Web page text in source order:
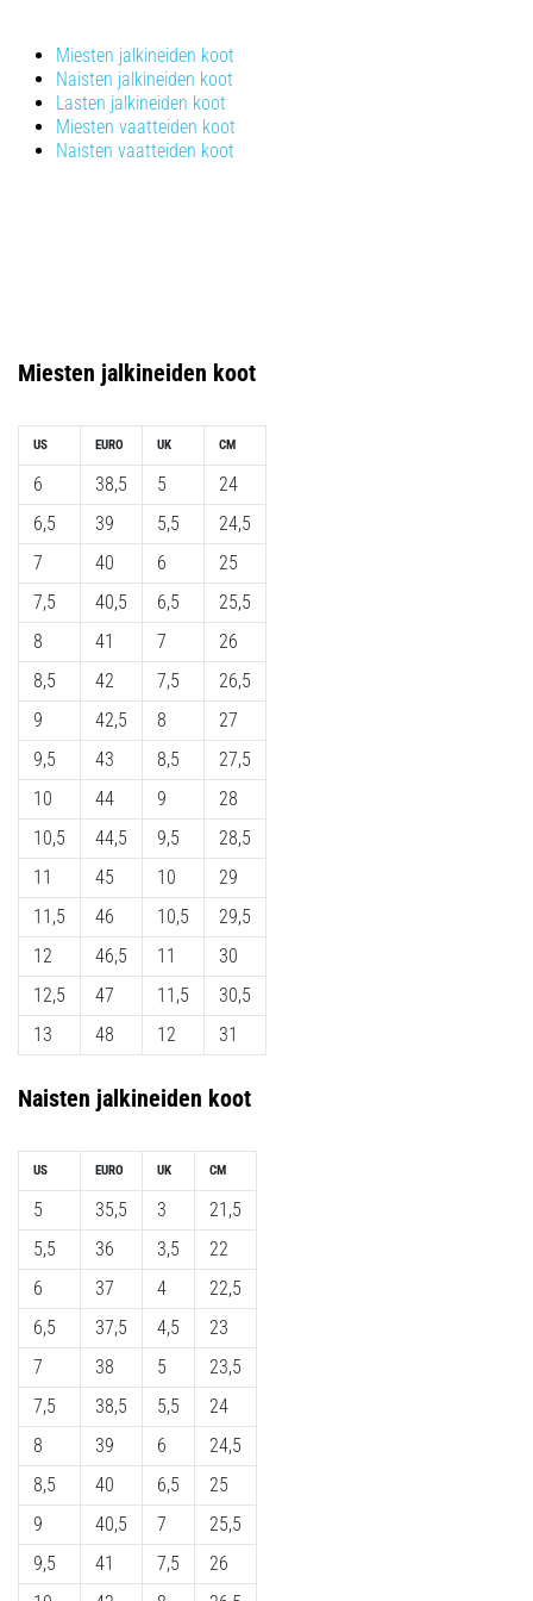
miten
ne
suoritetaan?
Käytännössä
se
oikein,
missä
sitä…
6. 8. 2026
7 min. luetaan
Juoksijan
polvi:
syyt,
hoito
ja
ennaltaehkäisy
Juoksijan
polvi,
eli
iliotibiaalisen
jänteen
oireyhtymä
(ITBS),
on
erittäin
yleinen
juoksijoiden
…
Näytä
kaikki
artikkelit
Miesten jalkineiden koot
Naisten jalkineiden koot
Lasten jalkineiden koot
Miesten vaatteiden koot
Naisten vaatteiden koot
Miesten jalkineiden koot
US
6
6,5
7
7,5
8
8,5
9
9,5
10
10,5
11
11,5
12
12,5
13
EURO
38,5
39
40
40,5
41
42
42,5
43
44
44,5
45
46
46,5
47
48
UK
5
5,5
6
6,5
7
7,5
8
8,5
9
9,5
10
10,5
11
11,5
12
CM
24
24,5
25
25,5
26
26,5
27
27,5
28
28,5
29
29,5
30
30,5
31
Naisten jalkineiden koot
US
5
5,5
6
6,5
7
7,5
8
8,5
9
9,5
EURO
35,5
36
37
37,5
38
38,5
39
40
40,5
41
UK
3
3,5
4
4,5
5
5,5
6
6,5
7
7,5
CM
21,5
22
22,5
23
23,5
24
24,5
25
25,5
26